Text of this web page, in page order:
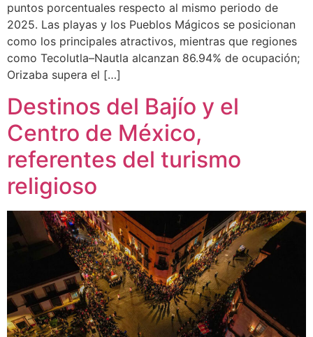
puntos porcentuales respecto al mismo periodo de
2025. Las playas y los Pueblos Mágicos se posicionan
como los principales atractivos, mientras que regiones
como Tecolutla–Nautla alcanzan 86.94% de ocupación;
Orizaba supera el […]
Destinos del Bajío y el
Centro de México,
referentes del turismo
religioso